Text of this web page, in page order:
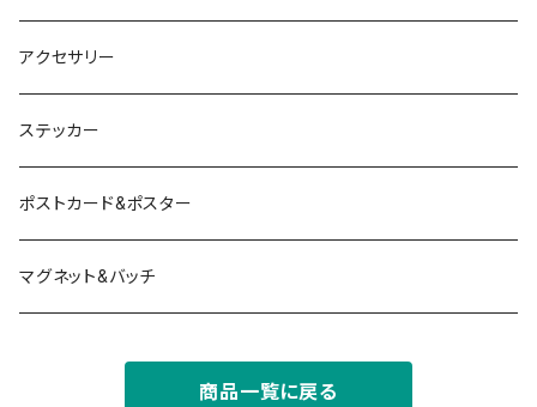
アクセサリー
ステッカー
ポストカード&ポスター
マグネット&バッチ
商品一覧に戻る